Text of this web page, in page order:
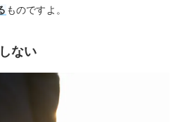
ものですよ。
ない